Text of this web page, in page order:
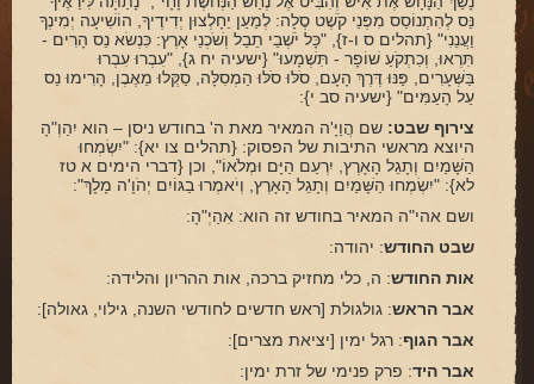
פינת הלכה
ספירת העומר
גבורה
הוד
מלכות
נֵּס לְהִתְנוֹסֵס מִפְּנֵי קֹשֶׁט סֶלָה: לְמַעַן יֵחָלְצוּן יְדִידֶיךָ, הוֹשִׁיעָה יְמִינְךָ
וַעֲנֵנִי" {תהלים ס ו-ז}, "כָּל יֹשְׁבֵי תֵבֵל וְשֹׁכְנֵי אָרֶץ: כִּנְשׂא נֵס הָרִים -
תִּרְאוּ, וְכִתְקֹעַ שׁוֹפָר - תִּשְׁמָעוּ" {ישעיה יח ג}, "עִבְרוּ עִבְרוּ
בַּשְּׁעָרִים, פַּנּוּ דֶּרֶךְ הָעָם, סֹלּוּ סֹלּוּ הַמְסִלָּה, סַקְּלוּ מֵאֶבֶן, הָרִימוּ נֵס
עַל הָעַמִּים" {ישעיה סב י}:
צירוף שבט: שם הֲוַיָּ'ה המאיר מאת ה' בחודש ניסן – הוא יִהַוְ"הָ
היוצא מראשי התיבות של הפסוק: {תהלים צו יא}: "יִשְׂמְחוּ
הַשָּׁמַיִם וְתָגֵל הָאָרֶץ, יִרְעַם הַיָּם וּמְלֹאוֹ", וכן {דברי הימים א טז
לא}: "יִשְׂמְחוּ הַשָּׁמַיִם וְתָגֵל הָאָרֶץ, וְיֹאמְרוּ בַגּוֹיִם יְהֹוָ'ה מָלָךְ":
ושם אהי"ה המאיר בחודש זה הוא: אִהַיְ"הָ:
שבט החודש: יהודה:
אות החודש: ה, כלי מחזיק ברכה, אות ההריון והלידה:
אבר הראש: גולגולת [ראש חדשים לחודשי השנה, גילוי, גאולה]:
אבר הגוף: רגל ימין [יציאת מצרים]:
אבר היד: פרק פנימי של זרת ימין: